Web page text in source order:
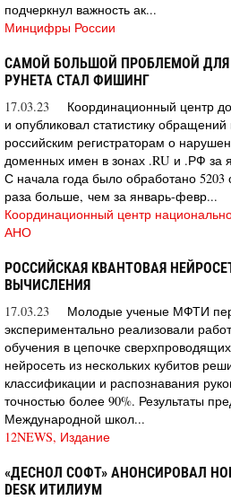
подчеркнул важность ак...
Минцифры России
САМОЙ БОЛЬШОЙ ПРОБЛЕМОЙ ДЛЯ
РУНЕТА СТАЛ ФИШИНГ
17.03.23
Координационный центр
и опубликовал статистику
российским регистраторам о
доменных имен в зонах .RU и .РФ за
С начала года было обработано
раза больше, чем за январь-февр...
Координационный центр
АНО
РОССИЙСКАЯ КВАНТОВАЯ
ВЫЧИСЛЕНИЯ
17.03.23
Молодые ученые МФТИ
экспериментально реализовали
обучения в цепочке
нейросеть из нескольких кубитов
классификации и распознавания
точностью более 90%. Результаты
Международной школ...
12NEWS, Издание
«ДЕСНОЛ СОФТ» АНОНСИРОВАЛ
DESK ИТИЛИУМ